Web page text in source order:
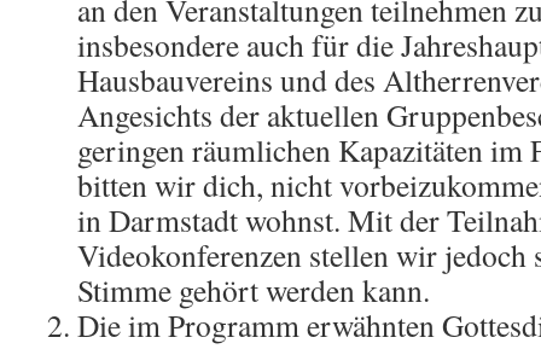
an den Veranstaltungen teilnehmen
insbesondere auch für die
Hausbauvereins und des
Angesichts der aktuellen
geringen räumlichen Kapazitäten im
bitten wir dich, nicht
in Darmstadt wohnst. Mit der
Videokonferenzen stellen wir jedoch
Stimme gehört werden kann.
Die im Programm erwähnten